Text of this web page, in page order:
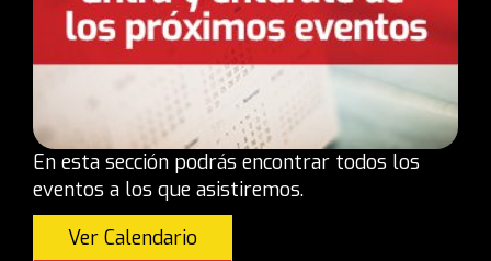
En esta sección podrás encontrar todos los
eventos a los que asistiremos.
Ver Calendario